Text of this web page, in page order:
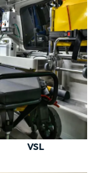
VSL